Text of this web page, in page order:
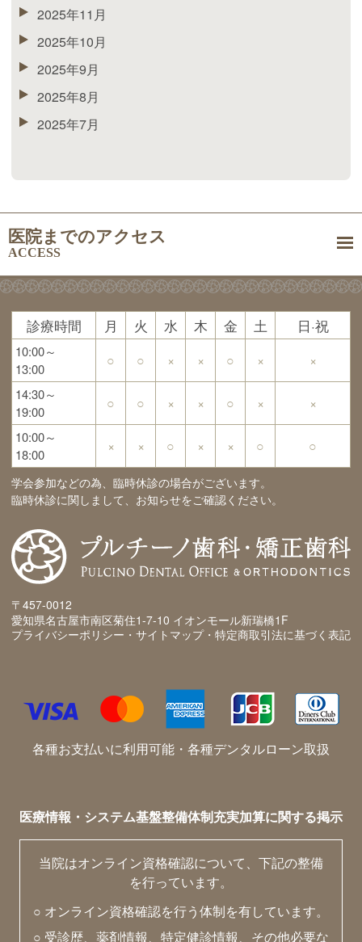
2025年11月
2025年10月
2025年9月
2025年8月
2025年7月
医院までのアクセス
ACCESS
診療時間 月 火 水 木 金 土 日·祝
10:00～
13:00
○ ○ × × ○ × ×
14:30～
19:00
○ ○ × × ○ × ×
10:00～
18:00
× × ○ × × ○ ○
学会参加などの為、臨時休診の場合がございます。
臨時休診に関しまして、お知らせをご確認ください。
〒457-0012
愛知県名古屋市南区菊住1-7-10 イオンモール新瑞橋1F
プライバシーポリシー・サイトマップ・特定商取引法に基づく表記
各種お支払いに利用可能・各種デンタルローン取扱
医療情報・システム基盤整備体制充実加算に関する掲示
当院はオンライン資格確認について、下記の整備
を行っています。
○ オンライン資格確認を行う体制を有しています。
○ 受診歴、薬剤情報、特定健診情報、その他必要な